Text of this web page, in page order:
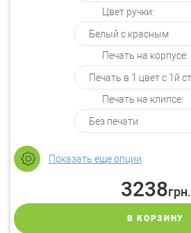
Цвет ручки:
Печать на корпусе:
Печать на клипсе:
Показать еще опции
3238грн.
В КОРЗИНУ